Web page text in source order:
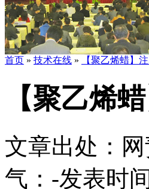
首页 » 技术在线 » 【聚乙烯蜡】
【聚乙烯
文章出处：
气： -发表时